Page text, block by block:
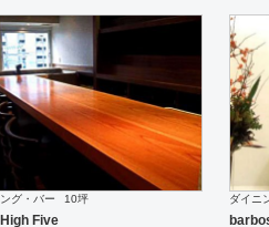
グ・バー 10坪
Five
ダイニ